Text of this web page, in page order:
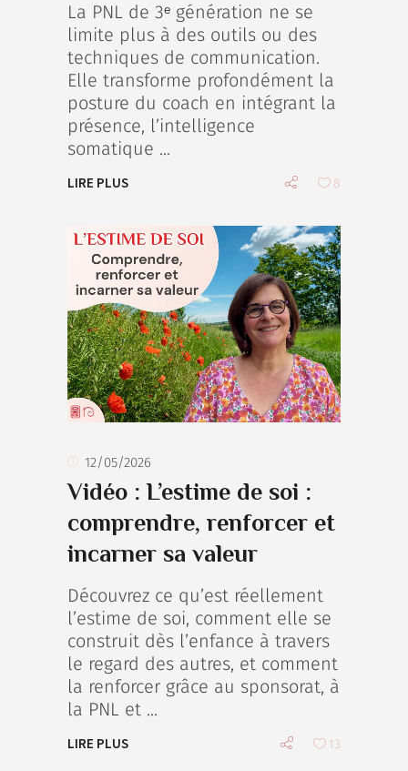
La PNL de 3ᵉ génération ne se
limite plus à des outils ou des
techniques de communication.
Elle transforme profondément la
posture du coach en intégrant la
présence, l’intelligence
somatique
LIRE PLUS 8
12/05/2026
Vidéo : L’estime de soi :
comprendre, renforcer et
incarner sa valeur
Découvrez ce qu’est réellement
l’estime de soi, comment elle se
construit dès l’enfance à travers
le regard des autres, et comment
la renforcer grâce au sponsorat, à
la PNL et
LIRE PLUS 13